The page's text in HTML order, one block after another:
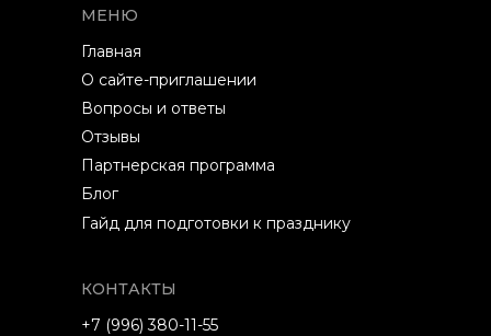
+7 (996) 380-11-55
Главная
О сайте-приглашении
Вопросы и ответы
Отзывы
Партнерская программа
Гайд для подготовки к празднику
Блог
МЕНЮ
КОНТАКТЫ